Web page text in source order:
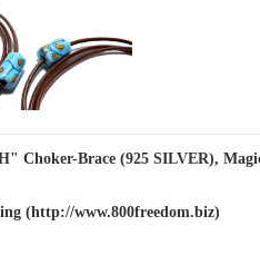
Choker-Brace (925 SILVER),
(http://www.800freedom.biz)